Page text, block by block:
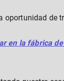
oportunidad de
en la fábrica